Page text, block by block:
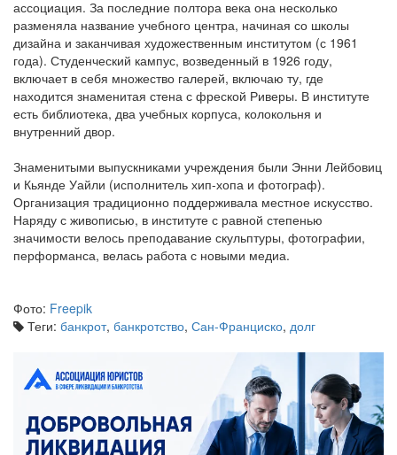
ассоциация. За последние полтора века она несколько
разменяла название учебного центра, начиная со школы
дизайна и заканчивая художественным институтом (с 1961
года). Студенческий кампус, возведенный в 1926 году,
включает в себя множество галерей, включаю ту, где
находится знаменитая стена с фреской Риверы. В институте
есть библиотека, два учебных корпуса, колокольня и
внутренний двор.
Знаменитыми выпускниками учреждения были Энни Лейбовиц
и Кьянде Уайли (исполнитель хип-хопа и фотограф).
Организация традиционно поддерживала местное искусство.
Наряду с живописью, в институте с равной степенью
значимости велось преподавание скульптуры, фотографии,
перформанса, велась работа с новыми медиа.
Фото: Freepik
Теги: банкрот, банкротство, Сан-Франциско, долг